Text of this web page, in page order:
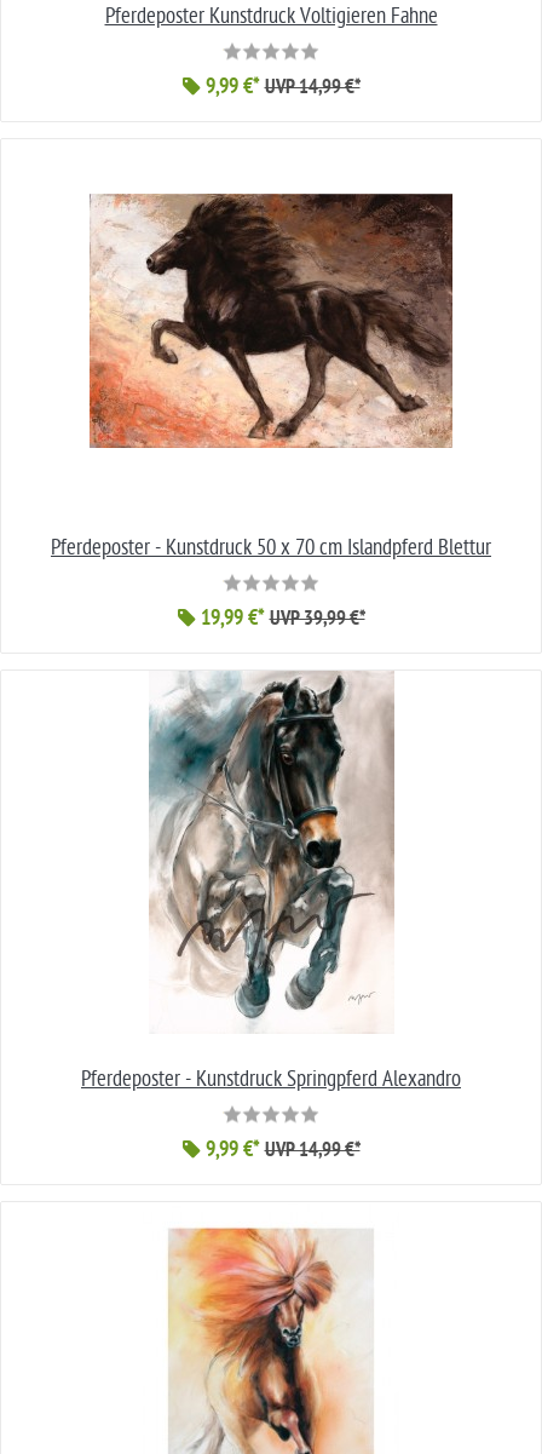
Pferdeposter Kunstdruck Voltigieren Fahne
9,99 €* UVP 14,99 €*
Pferdeposter - Kunstdruck 50 x 70 cm Islandpferd Blettur
19,99 €* UVP 39,99 €*
Pferdeposter - Kunstdruck Springpferd Alexandro
9,99 €* UVP 14,99 €*